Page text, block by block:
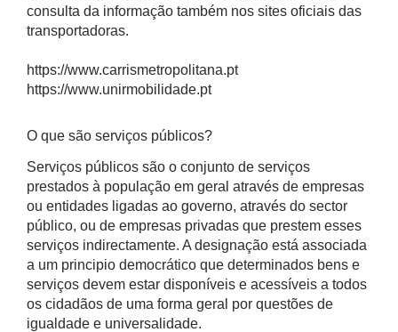
consulta da informação também nos sites oficiais das
transportadoras.
https://www.carrismetropolitana.pt
https://www.unirmobilidade.pt
O que são serviços públicos?
Serviços públicos são o conjunto de serviços
prestados à população em geral através de empresas
ou entidades ligadas ao governo, através do sector
público, ou de empresas privadas que prestem esses
serviços indirectamente. A designação está associada
a um principio democrático que determinados bens e
serviços devem estar disponíveis e acessíveis a todos
os cidadãos de uma forma geral por questões de
igualdade e universalidade.